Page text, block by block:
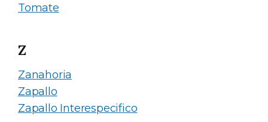
Tomate
Z
Zanahoria
Zapallo
Zapallo Interespecifico